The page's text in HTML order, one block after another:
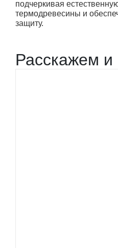
подчеркивая
термодревесины и
защиту.
Расскажем